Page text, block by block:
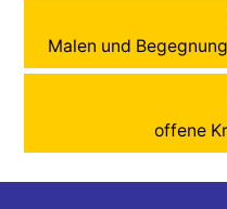
Malen und
offene